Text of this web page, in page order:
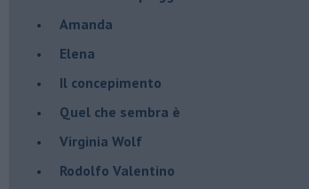
Amanda
Elena
Il concepimento
Quel che sembra è
Virginia Wolf
Rodolfo Valentino